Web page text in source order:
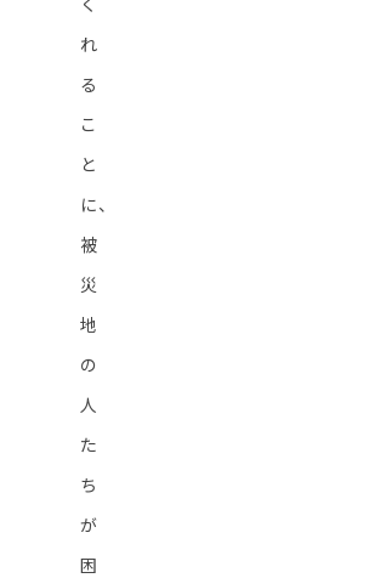
れ
る
こ
と
に、
被
災
地
の
人
た
ち
が
困